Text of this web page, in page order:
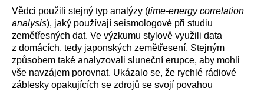
Vědci použili stejný typ analýzy (time-energy correlation
analysis), jaký používají seismologové při studiu
zemětřesných dat. Ve výzkumu stylově využili data
z domácích, tedy japonských zemětřesení. Stejným
způsobem také analyzovali sluneční erupce, aby mohli
vše navzájem porovnat. Ukázalo se, že rychlé rádiové
záblesky opakujících se zdrojů se svojí povahou